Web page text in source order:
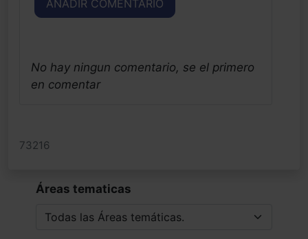
AÑADIR COMENTARIO
No hay ningun comentario, se el primero
en comentar
73216
Áreas tematicas